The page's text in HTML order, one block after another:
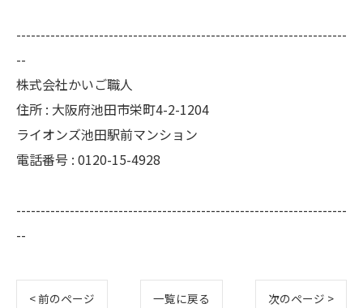
--------------------------------------------------------------------
--
株式会社かいご職人
住所 : 大阪府池田市栄町4-2-1204
ライオンズ池田駅前マンション
電話番号 : 0120-15-4928
--------------------------------------------------------------------
--
< 前のページ 一覧に戻る 次のページ >